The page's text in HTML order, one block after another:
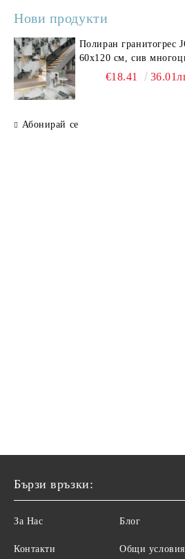
Нови продукти
Полиран гранитогрес
60x120 см, сив
€18.41
Абонирай се
Бързи връзки:
За Нас
Контакти
Блог
Общи условия